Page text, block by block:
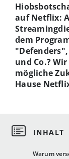
Warum
auf Netflix:
dem
und Co.?
mögliche
Hause